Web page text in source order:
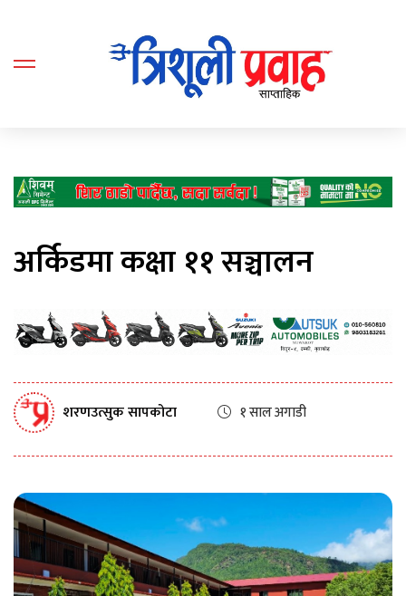
अर्किडमा कक्षा ११ सञ्चालन
शरणउत्सुक सापकोटा १ साल अगाडी